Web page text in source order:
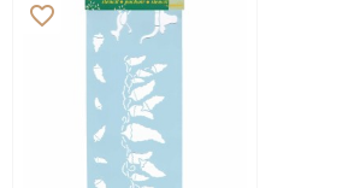
favorite_border